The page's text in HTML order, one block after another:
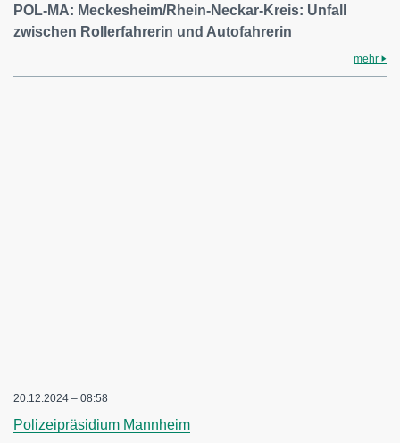
POL-MA: Meckesheim/Rhein-Neckar-Kreis: Unfall
zwischen Rollerfahrerin und Autofahrerin
mehr
20.12.2024 – 08:58
Polizeipräsidium Mannheim